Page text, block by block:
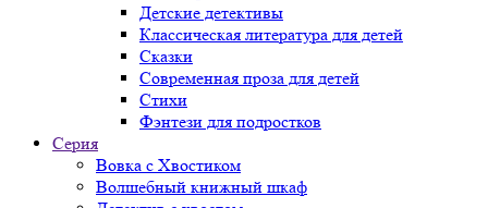
Детские детективы
Классическая литература для детей
Сказки
Современная проза для детей
Стихи
Фэнтези для подростков
Серия
Вовка с Хвостиком
Волшебный книжный шкаф